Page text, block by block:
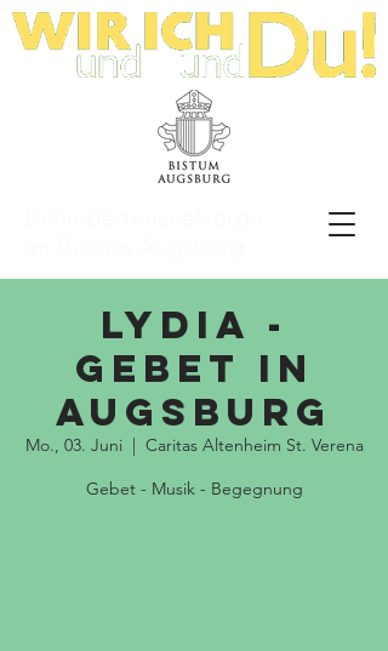
LyDia -
Gebet in
Augsburg
Mo., 03. Juni
  |
Caritas Altenheim St. Verena
Gebet - Musik - Begegnung